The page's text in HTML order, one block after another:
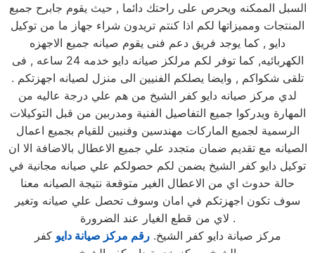
السبل الممكنه ويحرص على راحتك دائما , حيث يقوم جابرح جميع
المنتجات ومميزاتها لكم اذا كنتم تريدون شراء جهاز ما من توكيل
دايو , كما يوجد فريق دعم فنى يقوم صيانه جميع الاجهزه
الكهربائيه, كما توفر لكم مرلكز صيانه دايو خدمه 24 ساعه , فى
تلقى شكواكم , وايضا يصلكم الفنيين الى منزل لصيانه اجهزتكم .
لدي مركز صيانه دايو كفر الشيخ من هم علي درجة عاليه من
المهارة ويدركوا جميع التفاصيل الفنية ومدربين من قبل التوكيلات
الرسمية لجميع الماركات مهندسين وفنيين للقيام بجميع اعمال
الصيانه مع تقديم ضمان متجدد علي جميع الاعطال بالاضافة الا ان
توكيل دايو كفر الشيخ يضمن لكم حصولكم علي صيانه مجانية في
حالة حدوث اي من الاعطال الغير متوقعة نتيجة الصيانه معنا
سوف تكون اجهزتكم في امان وسوف تحصل علي صيانه وتغير
لاي من قطع الغيار عند الضرورة .
مركز صيانة دايو كفر الشيخ.رقم مركز صيانة دايو كفر